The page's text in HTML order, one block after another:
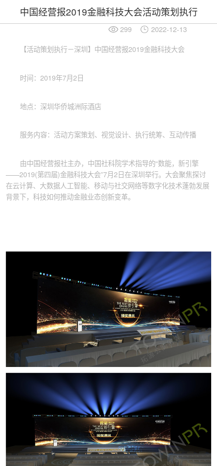
中国经营报2019金融科技大会活动策划执行
299 2022-12-13
【活动策划执行－深圳】中国经营报2019金融科技大会
时间：2019年7月2日
地点：深圳华侨城洲际酒店
服务内容：活动方案策划、视觉设计、执行统筹、互动传播
由中国经营报社主办，中国社科院学术指导的“数能，新引擎
——2019(第四届)金融科技大会”7月2日在深圳举行。大会聚焦探讨
在云计算、大数据人工智能、移动与社交网络等数字化技术蓬勃发展
背景下，科技如何推动金融业态创新变革。